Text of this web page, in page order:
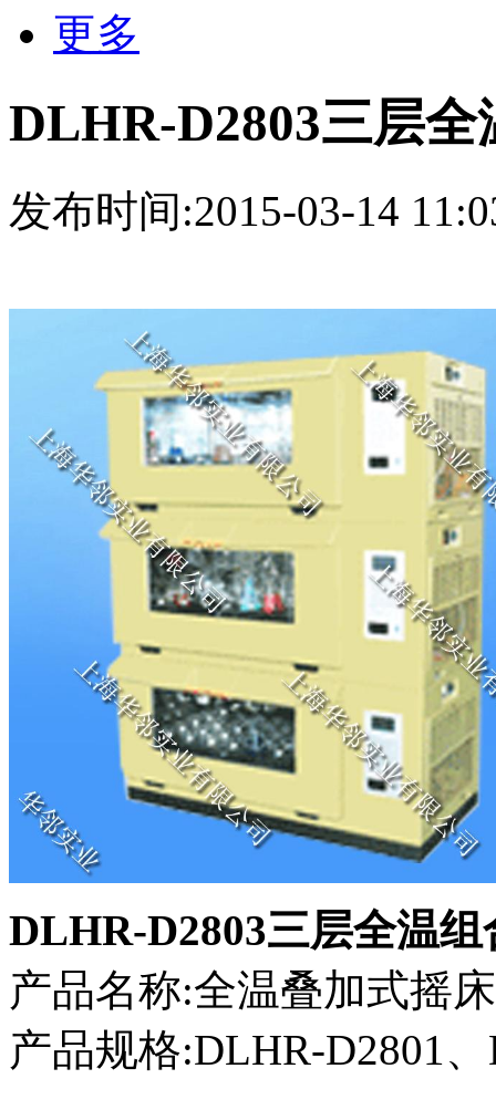
更多
DLHR-D2803三层全
发布时间:2015-03-14
DLHR-D2803三层全温组
产品名称:全温叠加式摇
产品规格:DLHR-D2801